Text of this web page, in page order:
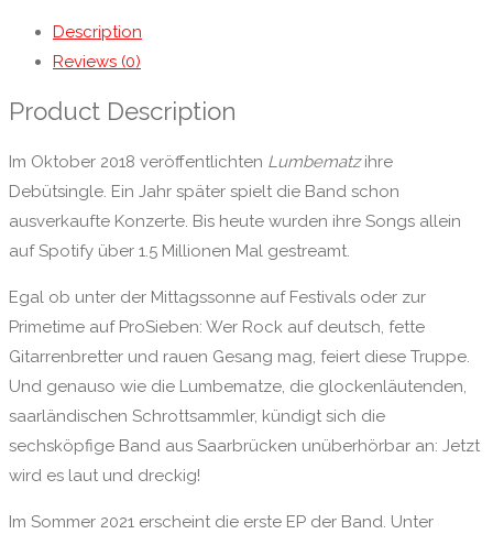
Description
Reviews (0)
Product Description
Im Oktober 2018 veröffentlichten Lumbematzihre
Debütsingle. Ein Jahr später spielt die Band schon
ausverkaufte Konzerte. Bis heute wurden ihre Songs allein
auf Spotify über 1.5 Millionen Mal gestreamt.
Egal ob unter der Mittagssonne auf Festivals oder zur
Primetime auf ProSieben: Wer Rock auf deutsch, fette
Gitarrenbretter und rauen Gesang mag, feiert diese Truppe.
Und genauso wie die Lumbematze, die glockenläutenden,
saarländischen Schrottsammler, kündigt sich die
sechsköpfige Band aus Saarbrücken unüberhörbar an: Jetzt
wird es laut und dreckig!
Im Sommer 2021 erscheint die erste EP der Band. Unter